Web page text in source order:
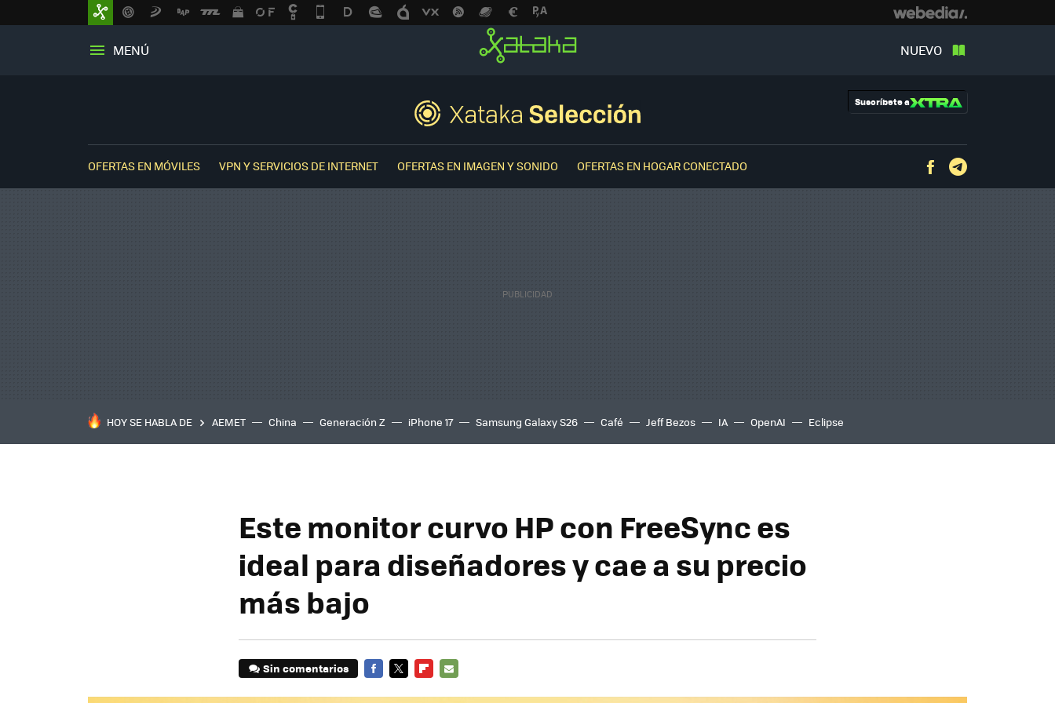
MENÚ NUEVO
Suscríbete a
OFERTAS EN MÓVILES VPN Y SERVICIOS DE INTERNET OFERTAS EN IMAGEN Y SONIDO OFERTAS EN HOGAR CONECTADO Facebook
HOY SE HABLA DE AEMET China Generación Z iPhone 17 Samsung Galaxy S26 Café Jeff Bezos IA OpenAI Eclipse
Este monitor curvo HP con FreeSync es
ideal para diseñadores y cae a su precio
más bajo
Sin comentarios